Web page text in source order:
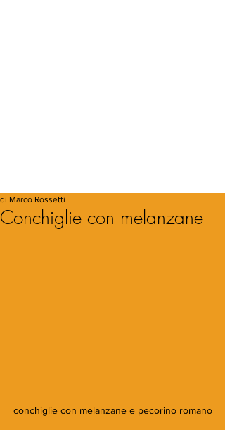
Conchiglie con melanzane
di Marco Rossetti
conchiglie con melanzane e pecorino romano